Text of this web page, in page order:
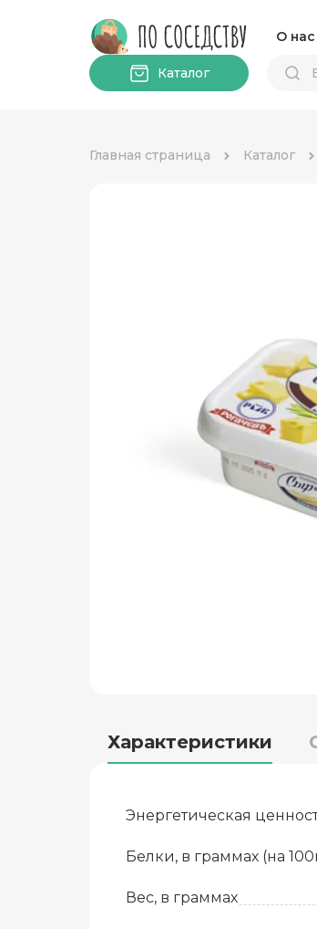
О нас
Каталог
Главная страница Каталог
Характеристики
Энергетическая
Белки, в граммах (на
Вес, в граммах